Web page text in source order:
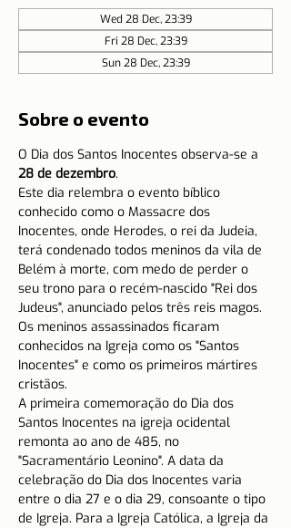
Wed 28 Dec, 23:39
Fri 28 Dec, 23:39
Sun 28 Dec, 23:39
Sobre o evento
O Dia dos Santos Inocentes observa-se a
28 de dezembro.
Este dia relembra o evento bíblico
conhecido como o Massacre dos
Inocentes, onde Herodes, o rei da Judeia,
terá condenado todos meninos da vila de
Belém à morte, com medo de perder o
seu trono para o recém-nascido "Rei dos
Judeus", anunciado pelos três reis magos.
Os meninos assassinados ficaram
conhecidos na Igreja como os "Santos
Inocentes" e como os primeiros mártires
cristãos.
A primeira comemoração do Dia dos
Santos Inocentes na igreja ocidental
remonta ao ano de 485, no
"Sacramentário Leonino". A data da
celebração do Dia dos Inocentes varia
entre o dia 27 e o dia 29, consoante o tipo
de Igreja. Para a Igreja Católica, a Igreja da